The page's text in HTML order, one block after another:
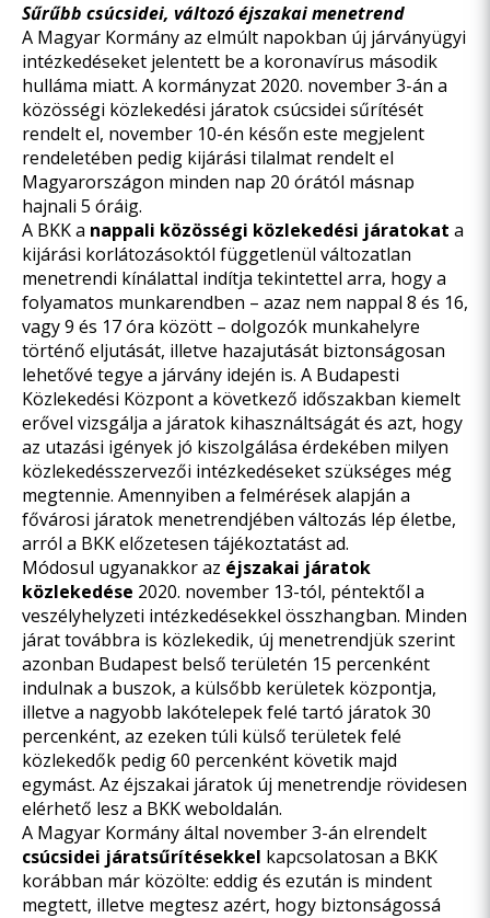
Sűrűbb csúcsidei, változó éjszakai menetrend
A Magyar Kormány az elmúlt napokban új járványügyi
intézkedéseket jelentett be a koronavírus második
hulláma miatt. A kormányzat 2020. november 3-án a
közösségi közlekedési járatok csúcsidei sűrítését
rendelt el, november 10-én későn este megjelent
rendeletében pedig kijárási tilalmat rendelt el
Magyarországon minden nap 20 órától másnap
hajnali 5 óráig.
A BKK a nappali közösségi közlekedési járatokat a
kijárási korlátozásoktól függetlenül változatlan
menetrendi kínálattal indítja tekintettel arra, hogy a
folyamatos munkarendben – azaz nem nappal 8 és 16,
vagy 9 és 17 óra között – dolgozók munkahelyre
történő eljutását, illetve hazajutását biztonságosan
lehetővé tegye a járvány idején is. A Budapesti
Közlekedési Központ a következő időszakban kiemelt
erővel vizsgálja a járatok kihasználtságát és azt, hogy
az utazási igények jó kiszolgálása érdekében milyen
közlekedésszervezői intézkedéseket szükséges még
megtennie. Amennyiben a felmérések alapján a
fővárosi járatok menetrendjében változás lép életbe,
arról a BKK előzetesen tájékoztatást ad.
Módosul ugyanakkor az éjszakai járatok
közlekedése 2020. november 13-tól, péntektől a
veszélyhelyzeti intézkedésekkel összhangban. Minden
járat továbbra is közlekedik, új menetrendjük szerint
azonban Budapest belső területén 15 percenként
indulnak a buszok, a külsőbb kerületek központja,
illetve a nagyobb lakótelepek felé tartó járatok 30
percenként, az ezeken túli külső területek felé
közlekedők pedig 60 percenként követik majd
egymást. Az éjszakai járatok új menetrendje rövidesen
elérhető lesz a BKK weboldalán.
A Magyar Kormány által november 3-án elrendelt
csúcsidei járatsűrítésekkel kapcsolatosan a BKK
korábban már közölte: eddig és ezután is mindent
megtett, illetve megtesz azért, hogy biztonságossá